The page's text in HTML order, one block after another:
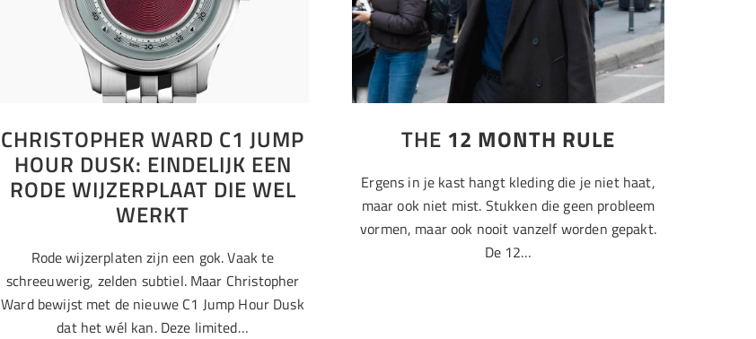
CHRISTOPHER WARD C1 JUMP
HOUR DUSK: EINDELIJK EEN
RODE WIJZERPLAAT DIE WEL
WERKT
Rode wijzerplaten zijn een gok. Vaak te
schreeuwerig, zelden subtiel. Maar Christopher
Ward bewijst met de nieuwe C1 Jump Hour Dusk
dat het wél kan. Deze limited…
THE 12 MONTH RULE
Ergens in je kast hangt kleding die je niet haat,
maar ook niet mist. Stukken die geen probleem
vormen, maar ook nooit vanzelf worden gepakt.
De 12…